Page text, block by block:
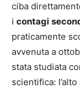
ciba
i contagi
praticamente
avvenuta a
stata studiata
scientifica: